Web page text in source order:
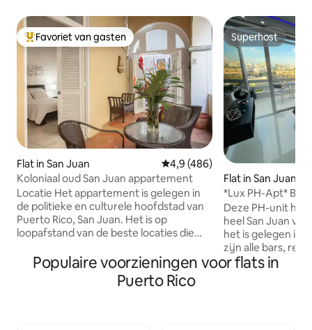
Topfavoriet van gasten
Favoriet van gasten
Flat in San Juan Gemiddelde beoordeling van
4,9 (486)
Koloniaal oud San Juan appartement
Locatie Het appartement is gelegen in
de politieke en culturele hoofdstad van
Puerto Rico, San Juan. Het is op
loopafstand van de beste locaties die
Geweldige bars en restaurants, hotels,
casino 's, San Critobal Castle, Paseo La
Princesa , pleinen en de cruiseterminal
Superhost
Superhost
Flat in San Juan
*Lux PH-Apt*
wasmachine/
Deze PH-unit
heel San Juan
het is gelegen in
zijn alle bars,
nachtleven op
Populaire voorzieningen voor flats in
Puerto Rico